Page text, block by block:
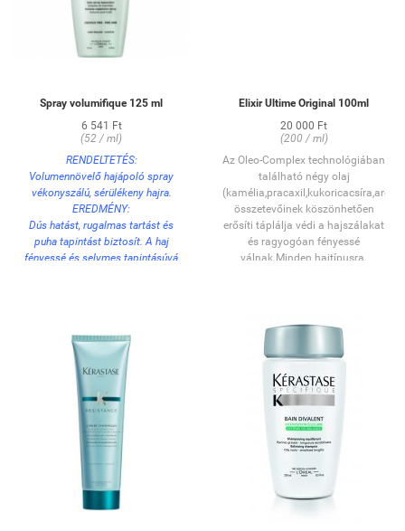
Spray volumifique 125 ml
6 541 Ft
(52 / ml)
RENDELTETÉS:
Volumennövelő hajápoló spray
vékonyszálú, sérülékeny hajra.
EREDMÉNY:
Dús hatást, rugalmas tartást és
puha tapintást biztosít. A haj
fényessé és selymes tapintásúvá
Permetezze a megmosott,
törülközőszáraz hajra a
hajtövektől a hajvégekig. NEM
KIÖBLÍTENDŐ! Szokásos módon
formázza haját.
Elixir Ultime Original 100ml
20 000 Ft
(200 / ml)
Az Oleo-Complex technológiában
található négy olaj
összetevőinek köszönhetően
erősíti táplálja védi a hajszálakat
és ragyogóan fényessé
válnak.Minden hajtípusra.